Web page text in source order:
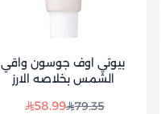
بيوتي اوف جوسون واقي
الشمس بخلاصه الارز
79.35
58.99